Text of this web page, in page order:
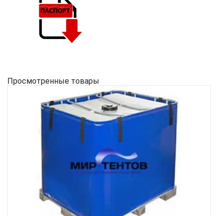
Просмотренные товары